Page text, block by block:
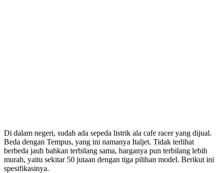
Di dalam negeri, sudah ada sepeda listrik ala cafe racer yang dijual.
Beda dengan Tempus, yang ini namanya Italjet. Tidak terlihat
berbeda jauh bahkan terbilang sama, harganya pun terbilang lebih
murah, yaitu sekitar 50 jutaan dengan tiga pilihan model. Berikut ini
spesifikasinya.